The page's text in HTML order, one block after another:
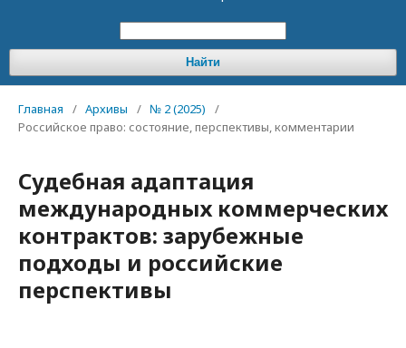
Найти
Главная / Архивы / № 2 (2025)
/
Российское право: состояние, перспективы, комментарии
Судебная адаптация
международных коммерческих
контрактов: зарубежные
подходы и российские
перспективы